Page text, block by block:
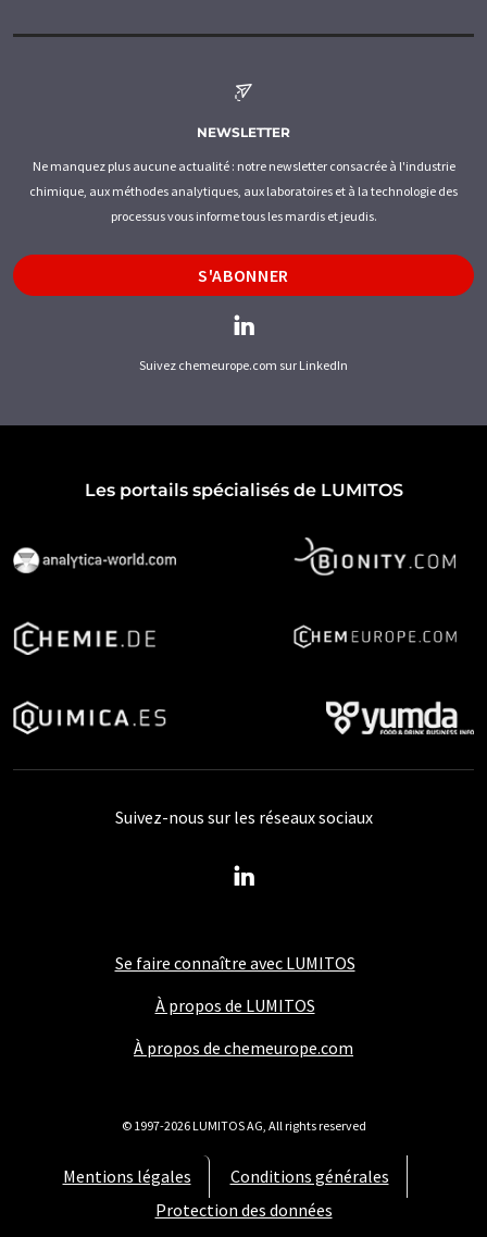
NEWSLETTER
Ne manquez plus aucune actualité : notre newsletter consacrée à l'industrie
chimique, aux méthodes analytiques, aux laboratoires et à la technologie des
processus vous informe tous les mardis et jeudis.
S'ABONNER
Suivez chemeurope.com sur LinkedIn
Les portails spécialisés de LUMITOS
Se faire connaître avec LUMITOS
À propos de LUMITOS
À propos de chemeurope.com
Mentions légales
Conditions générales
Protection des données
Suivez-nous sur les réseaux sociaux
© 1997-2026 LUMITOS AG, All rights reserved